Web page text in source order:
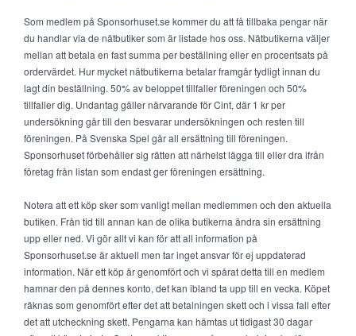
Som medlem på Sponsorhuset.se kommer du att få tillbaka pengar när
du handlar via de nätbutiker som är listade hos oss. Nätbutikerna väljer
mellan att betala en fast summa per beställning eller en procentsats på
ordervärdet. Hur mycket nätbutikerna betalar framgår tydligt innan du
lagt din beställning. 50% av beloppet tillfaller föreningen och 50%
tillfaller dig. Undantag gäller närvarande för Cint, där 1 kr per
undersökning går till den besvarar undersökningen och resten till
föreningen. På Svenska Spel går all ersättning till föreningen.
Sponsorhuset förbehåller sig rätten att närhelst lägga till eller dra ifrån
företag från listan som endast ger föreningen ersättning.
Notera att ett köp sker som vanligt mellan medlemmen och den aktuella
butiken. Från tid till annan kan de olika butikerna ändra sin ersättning
upp eller ned. Vi gör allt vi kan för att all information på
Sponsorhuset.se är aktuell men tar inget ansvar för ej uppdaterad
information. När ett köp är genomfört och vi spårat detta till en medlem
hamnar den på dennes konto, det kan ibland ta upp till en vecka. Köpet
räknas som genomfört efter det att betalningen skett och i vissa fall efter
det att utcheckning skett. Pengarna kan hämtas ut tidigast 30 dagar